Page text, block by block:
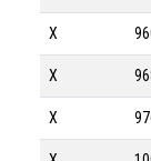
X
X
X